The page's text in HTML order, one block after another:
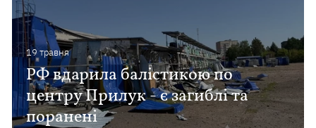
19 травня
РФ вдарила балістикою по
центру Прилук - є загиблі та
поранені